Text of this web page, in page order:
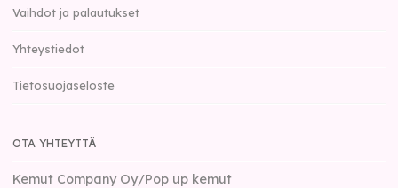
Vaihdot ja palautukset
Yhteystiedot
Tietosuojaseloste
OTA YHTEYTTÄ
Kemut Company Oy/Pop up kemut